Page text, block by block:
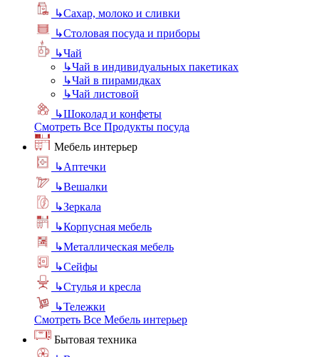
↳Сахар, молоко и сливки
↳Столовая посуда и приборы
↳Чай
↳Чай в индивидуальных пакетиках
↳Чай в пирамидках
↳Чай листовой
↳Шоколад и конфеты
Смотреть Все Продукты посуда
Мебель интерьер
↳Аптечки
↳Вешалки
↳Зеркала
↳Корпусная мебель
↳Металлическая мебель
↳Сейфы
↳Стулья и кресла
↳Тележки
Смотреть Все Мебель интерьер
Бытовая техника